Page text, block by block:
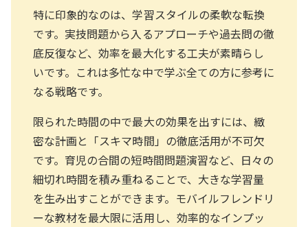
特に印象的なのは、学習スタイルの柔軟な転換
です。実技問題から入るアプローチや過去問の徹
底反復など、効率を最大化する工夫が素晴らし
いです。これは多忙な中で学ぶ全ての方に参考に
なる戦略です。
限られた時間の中で最大の効果を出すには、緻
密な計画と「スキマ時間」の徹底活用が不可欠
です。育児の合間の短時間問題演習など、日々の
細切れ時間を積み重ねることで、大きな学習量
を生み出すことができます。モバイルフレンドリ
ーな教材を最大限に活用し、効率的なインプッ